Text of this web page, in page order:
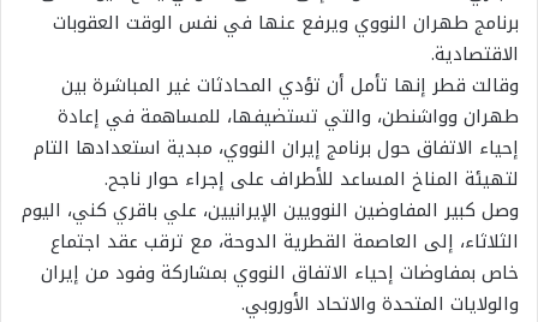
برنامج طهران النووي ويرفع عنها في نفس الوقت العقوبات
الاقتصادية.
وقالت قطر إنها تأمل أن تؤدي المحادثات غير المباشرة بين
طهران وواشنطن، والتي تستضيفها، للمساهمة في إعادة
إحياء الاتفاق حول برنامج إيران النووي، مبدية استعدادها التام
لتهيئة المناخ المساعد للأطراف على إجراء حوار ناجح.
وصل كبير المفاوضين النوويين الإيرانيين، علي باقري كني​، اليوم
الثلاثاء، إلى العاصمة القطرية الدوحة، مع ترقب عقد اجتماع
خاص بمفاوضات إحیاء الاتفاق النووي بمشارکة وفود من إيران
والولایات المتحدة والاتحاد الأوروبي.